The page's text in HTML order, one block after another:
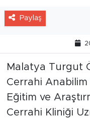
Söğütlü,
yayılımı ve
edildiğini
cerrahi
başlattıklarını
Prof. Dr. Söğütlü,